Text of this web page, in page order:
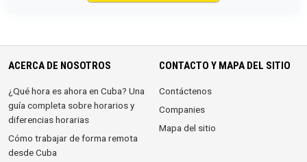
ACERCA DE NOSOTROS
¿Qué hora es ahora en Cuba? Una
guía completa sobre horarios y
diferencias horarias
Cómo trabajar de forma remota
desde Cuba
CONTACTO Y MAPA DEL SITIO
Contáctenos
Companies
Mapa del sitio